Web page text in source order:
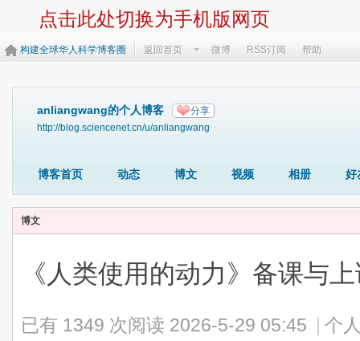
点击此处切换为手机版网页
构建全球华人科学博客圈 返回首页 微博 RSS订阅 帮助
anliangwang的个人博客 分享
http://blog.sciencenet.cn/u/anliangwang
博客首页 动态 博文 视频 相册 好
博文
《人类使用的动力》备课与
已有 1349 次阅读 2026-5-29 05:45
个